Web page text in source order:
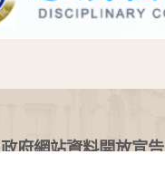
政府網站資料開放宣告